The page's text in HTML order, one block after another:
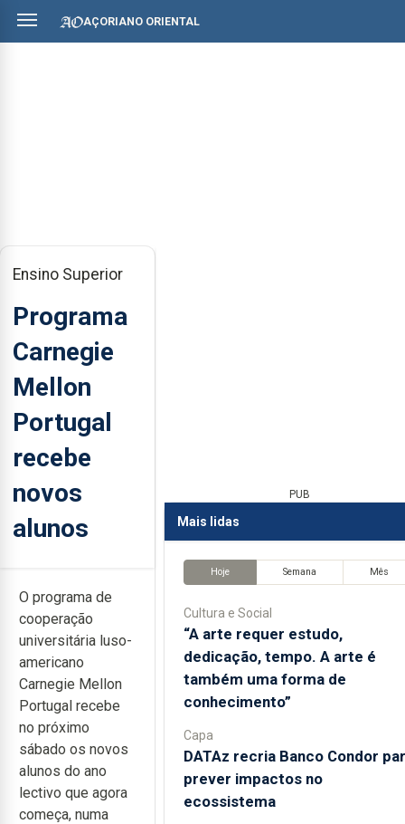
AÇORIANO ORIENTAL
Ensino Superior
Programa
Carnegie
Mellon
Portugal
recebe
novos
alunos
O programa de
cooperação
universitária luso-
americano
Carnegie Mellon
Portugal recebe
no próximo
sábado os novos
alunos do ano
lectivo que agora
começa, numa
PUB
Mais lidas
Hoje Semana Mês
Cultura e Social
“A arte requer estudo,
dedicação, tempo. A arte é
também uma forma de
conhecimento”
Capa
DATAz recria Banco Condor
prever impactos no
ecossistema